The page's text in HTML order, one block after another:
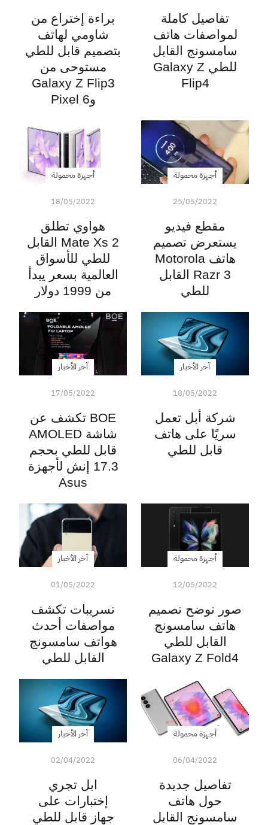
تفاصيل كاملة
لمواصفات هاتف
سامسونج القابل
للطي Galaxy Z
Flip4
براءة إختراع من
شاومي لهاتف
بتصميم قابل للطي
مستوحى من
Galaxy Z Flip3
وPixel 6
أجهزة محمولة
25/05/2022
مقطع فيديو
يستعرض تصميم
هاتف Motorola
Razr 3 القابل
للطي
أجهزة محمولة
18/05/2022
هواوي تطلق
Mate Xs 2 القابل
للطي للأسواق
العالمية بسعر يبدأ
من 1999 دولار
آخر الأخبار
18/05/2022
شركة أبل تعمل
سريًا على هاتف
قابل للطي
آخر الأخبار
17/05/2022
BOE تكشف عن
شاشة AMOLED
قابل للطي بحجم
17.3 إنش لأجهزة
Asus
أجهزة محمولة
12/05/2022
صور توضح تصميم
هاتف سامسونج
القابل للطي
Galaxy Z Fold4
آخر الأخبار
01/05/2022
تسريبات تكشف
مواصفات أحدث
هواتف سامسونج
القابل للطي
أجهزة محمولة
06/04/2022
تفاصيل جديدة
حول هاتف
سامسونج القابل
آخر الأخبار
02/04/2022
ابل تجري
إختبارات على
جهاز قابل للطي